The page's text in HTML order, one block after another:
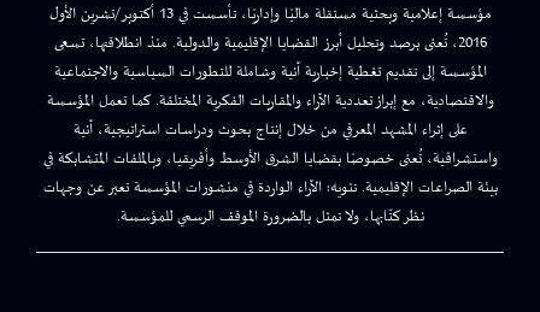
مؤسسة إعلامية وبحثية مستقلة ماليًا وإداريًا، تأسست في 13 أكتوبر/تشرين الأول
2016، تُعنى برصد وتحليل أبرز القضايا الإقليمية والدولية. منذ انطلاقتها، تسعى
المؤسسة إلى تقديم تغطية إخبارية آنية وشاملة للتطورات السياسية والاجتماعية
والاقتصادية، مع إبراز تعددية الآراء والمقاربات الفكرية المختلفة. كما تعمل المؤسسة
على إثراء المشهد المعرفي من خلال إنتاج بحوث ودراسات استراتيجية، آنية
واستشرافية، تُعنى خصوصًا بقضايا الشرق الأوسط وأفريقيا، وبالملفات المتشابكة في
بيئة الصراعات الإقليمية. تنويه: الآراء الواردة في منشورات المؤسسة تعبر عن وجهات
نظر كتّابها، ولا تمثل بالضرورة الموقف الرسمي للمؤسسة.